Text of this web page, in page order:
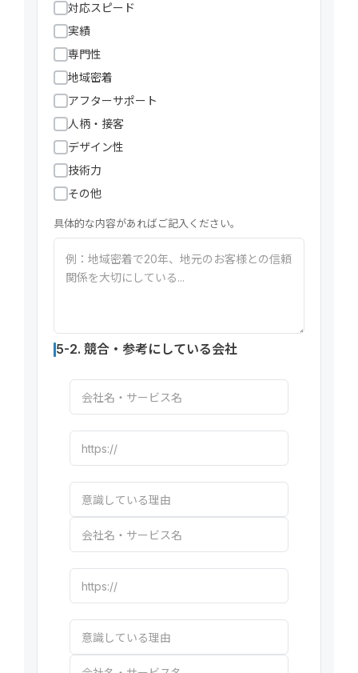
HOME
SERVICE
COMPANY
対応スピード
実績
専門性
地域密着
アフターサポート
人柄・接客
デザイン性
技術力
その他
具体的な内容があればご記入ください。
5-2. 競合・参考にしている会社